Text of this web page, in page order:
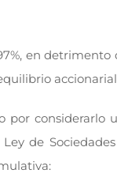
en
por considerarlo
de